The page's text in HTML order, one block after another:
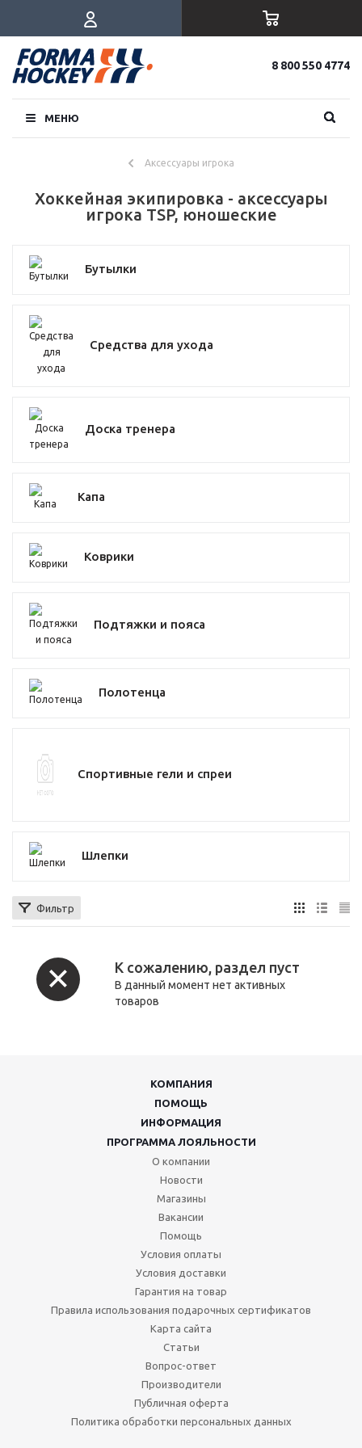
8 800 550 4774
МЕНЮ
Аксессуары игрока
Хоккейная экипировка - аксессуары
игрока TSP, юношеские
Бутылки
Средства для ухода
Доска тренера
Капа
Коврики
Подтяжки и пояса
Полотенца
Спортивные гели и спреи
Шлепки
Фильтр
К сожалению, раздел пуст
В данный момент нет активных
товаров
КОМПАНИЯ
ПОМОЩЬ
ИНФОРМАЦИЯ
ПРОГРАММА ЛОЯЛЬНОСТИ
О компании
Новости
Магазины
Вакансии
Помощь
Условия оплаты
Условия доставки
Гарантия на товар
Правила использования подарочных сертификатов
Карта сайта
Статьи
Вопрос-ответ
Производители
Публичная оферта
Политика обработки персональных данных